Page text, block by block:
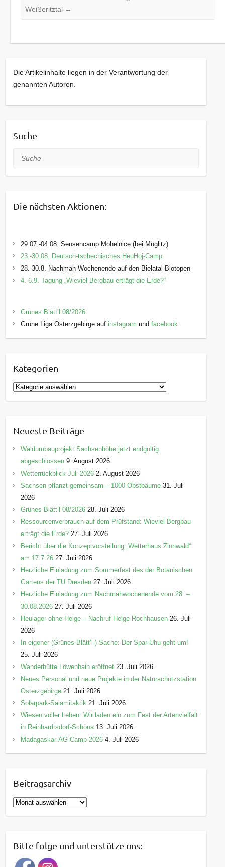
Weißeritztal →
Die Artikelinhalte liegen in der Verantwortung der
genannten Autoren.
Suche
Suche
Die nächsten Aktionen:
29.07.-04.08. Sensencamp Mohelnice (bei Müglitz)
23.-30.08. Deutsch-tschechisches HeuHoj-Camp
28.-30.8. Nachmäh-Wochenende auf den Bielatal-Biotopen
4.-6.9. Tagung „Wieviel Bergbau erträgt die Erde?“
Grünes Blätt’l 08/2026
Grüne Liga Osterzgebirge auf instagram undfacebook
Kategorien
K
a
g
o
i
e
Neueste Beiträge
Waldumbauprojekt Sachsenhöhe jetzt endgültig
abgeschlossen 9. August 2026
Wetterrückblick Juli 2026 2. August 2026
Sachsen pflanzt gemeinsam – 1000 Obstbäume 31. Juli
2026
Grünes Blätt’l 08/2026 28. Juli 2026
Ressourcenverbrauch auf dem Prüfstand: Wieviel Bergbau
erträgt die Erde? 27. Juli 2026
Bericht über die Konzeptvorstellung „Wetterhaus Zinnwald“
am 17.7.26 27. Juli 2026
Herzliche Einladung zum Sommerfest des der Botanischen
Gartens der TU Dresden 27. Juli 2026
Herzliche Einladung zum Nachmähwochenende vom 28. –
30.08.2026 27. Juli 2026
Heulager ohne Helge – Nachruf Helge Rochhausen 26. Juli
2026
In eigener (Grünes-Blätt’l-) Sache: Der Spar-Uhu geht um!
25. Juli 2026
Wanderhütte Löwenhain eröffnet 23. Juli 2026
Neues Personal und neue Projekte in der Naturschutzstation
Osterzgebirge 21. Juli 2026
Solarpark-Salamitaktik 21. Juli 2026
Wiesen voller Leben: Wir laden ein zum Fest der Artenvielfalt
in Reinhardtsdorf-Schöna 13. Juli 2026
Madagaskar-AG-Camp 2026 4. Juli 2026
Beitragsarchiv
B
e
r
a
Bitte folge und unterstütze uns: